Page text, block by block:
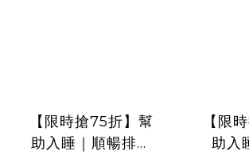
【限時搶75折】幫
助入睡｜順暢排便
【限
助入